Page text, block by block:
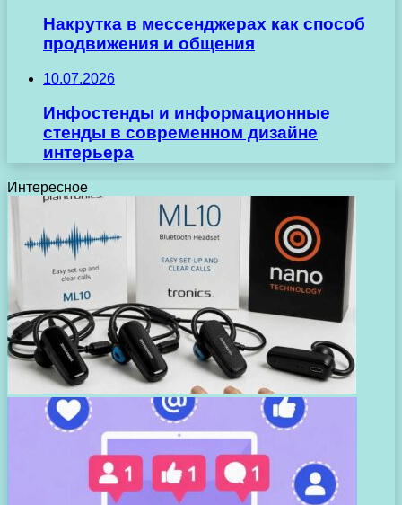
Накрутка в мессенджерах как способ
продвижения и общения
10.07.2026
Инфостенды и информационные
стенды в современном дизайне
интерьера
Интересное